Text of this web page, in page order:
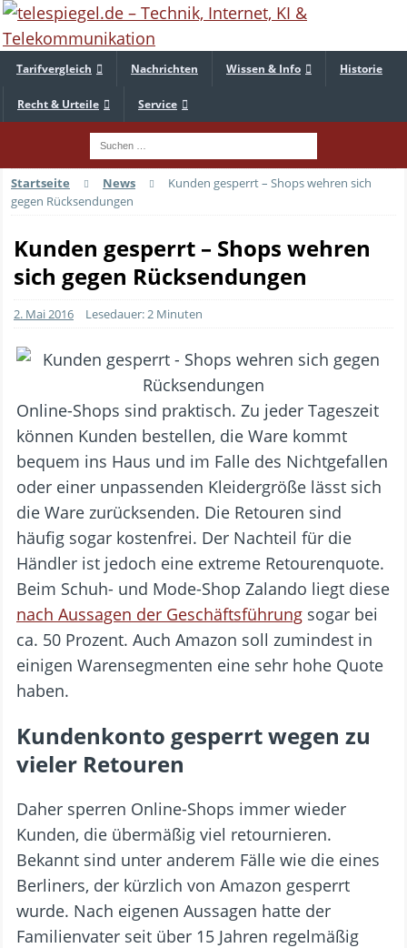
Tarifvergleich Nachrichten Wissen & Info Historie
Recht & Urteile Service
Startseite News
Kunden gesperrt – Shops wehren sich
gegen Rücksendungen
Kunden gesperrt – Shops wehren
sich gegen Rücksendungen
2. Mai 2016 Lesedauer: 2 Minuten
Online-Shops sind praktisch. Zu jeder Tageszeit
können Kunden bestellen, die Ware kommt
bequem ins Haus und im Falle des Nichtgefallen
oder einer unpassenden Kleidergröße lässt sich
die Ware zurücksenden. Die Retouren sind
häufig sogar kostenfrei. Der Nachteil für die
Händler ist jedoch eine extreme Retourenquote.
Beim Schuh- und Mode-Shop Zalando liegt diese
nach Aussagen der Geschäftsführung sogar bei
ca. 50 Prozent. Auch Amazon soll zumindest in
einigen Warensegmenten eine sehr hohe Quote
haben.
Kundenkonto gesperrt wegen zu
vieler Retouren
Daher sperren Online-Shops immer wieder
Kunden, die übermäßig viel retournieren.
Bekannt sind unter anderem Fälle wie die eines
Berliners, der kürzlich von Amazon gesperrt
wurde. Nach eigenen Aussagen hatte der
Familienvater seit über 15 Jahren regelmäßig